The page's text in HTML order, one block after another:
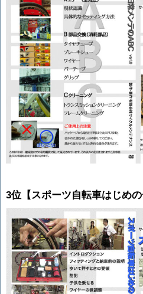
3位【スポーツ自転車はじめの